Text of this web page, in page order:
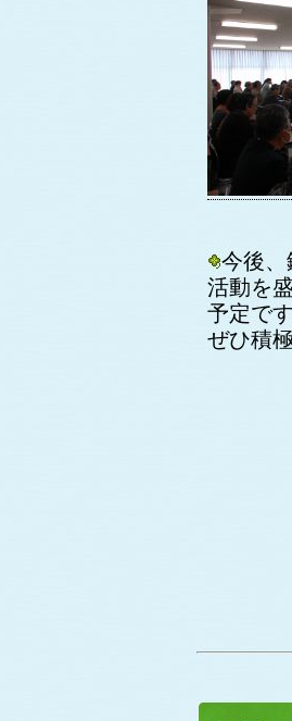
今後、
活動を
予定で
ぜひ積